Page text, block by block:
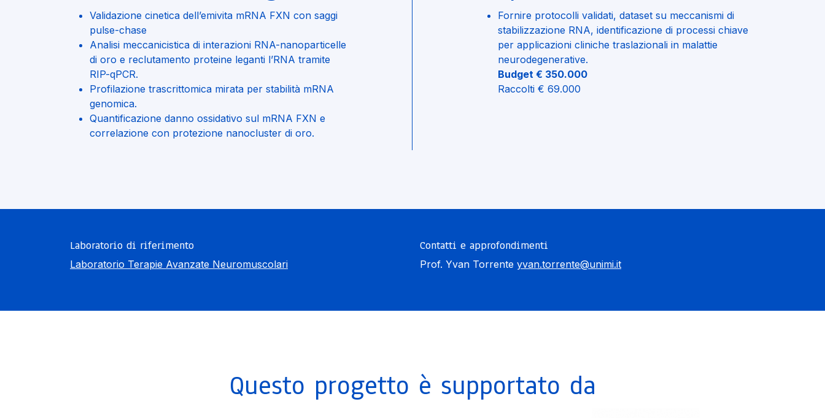
Validazione cinetica dell’emivita mRNA FXN con saggi
pulse-chase
Analisi meccanicistica di interazioni RNA-nanoparticelle
di oro e reclutamento proteine leganti l’RNA tramite
RIP-qPCR.
Profilazione trascrittomica mirata per stabilità mRNA
genomica.
Quantificazione danno ossidativo sul mRNA FXN e
correlazione con protezione nanocluster di oro.
Fornire protocolli validati, dataset su meccanismi di
stabilizzazione RNA, identificazione di processi chiave
per applicazioni cliniche traslazionali in malattie
neurodegenerative.
Budget € 350.000
Raccolti € 69.000
Laboratorio di riferimento
Laboratorio Terapie Avanzate Neuromuscolari
Contatti e approfondimenti
Prof. Yvan Torrente yvan.torrente@unimi.it
Questo progetto è supportato da